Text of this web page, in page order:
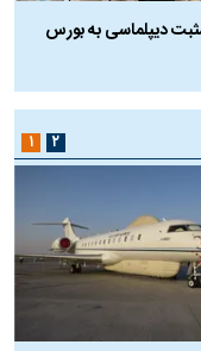
دیپلماسی به بورس
۱ ۲